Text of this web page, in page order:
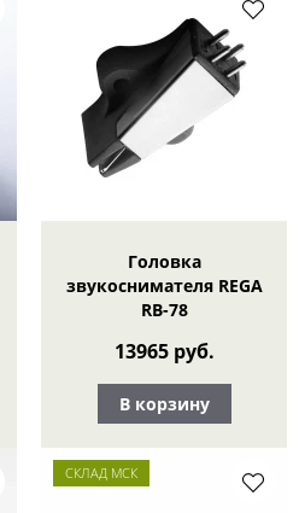
Головка
звукоснимателя REGA
RB-78
13965 руб.
В корзину
СКЛАД МСК